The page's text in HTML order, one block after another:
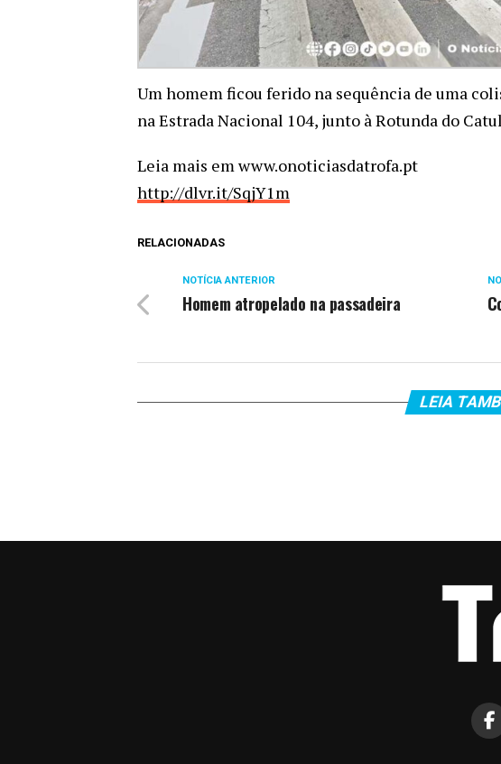
Um homem ficou ferido na sequência de uma
na Estrada Nacional 104, junto à Rotunda do
Leia mais em www.onoticiasdatrofa.pt
http://dlvr.it/SqjY1m
RELACIONADAS
NOTÍCIA ANTERIOR
Homem atropelado na passadeira
LEIA